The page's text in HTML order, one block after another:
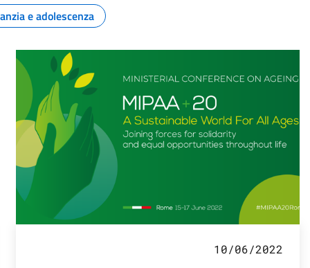
e adolescenza
10/06/2022